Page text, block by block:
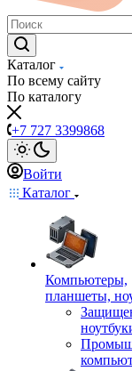
Каталог
По всему сайту
По каталогу
+7 727 3399868
Войти
Каталог
Компьютеры,
планшеты,